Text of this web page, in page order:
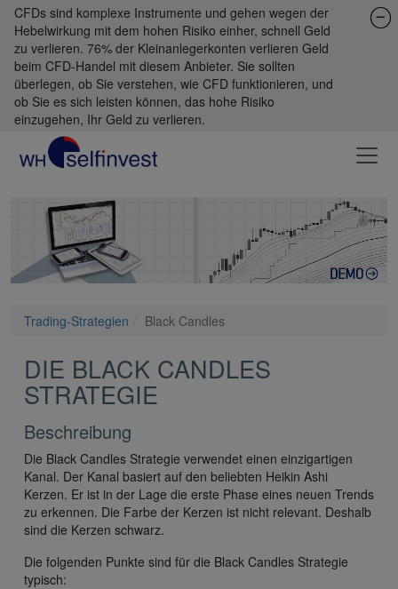
CFDs sind komplexe Instrumente und gehen wegen der
Hebelwirkung mit dem hohen Risiko einher, schnell Geld
zu verlieren. 76% der Kleinanlegerkonten verlieren Geld
beim CFD-Handel mit diesem Anbieter. Sie sollten
überlegen, ob Sie verstehen, wie CFD funktionieren, und
ob Sie es sich leisten können, das hohe Risiko
einzugehen, Ihr Geld zu verlieren.
Trading-Strategien Black Candles
DIE BLACK CANDLES
STRATEGIE
Beschreibung
Die Black Candles Strategie verwendet einen einzigartigen
Kanal. Der Kanal basiert auf den beliebten Heikin Ashi
Kerzen. Er ist in der Lage die erste Phase eines neuen Trends
zu erkennen. Die Farbe der Kerzen ist nicht relevant. Deshalb
sind die Kerzen schwarz.
Die folgenden Punkte sind für die Black Candles Strategie
typisch: